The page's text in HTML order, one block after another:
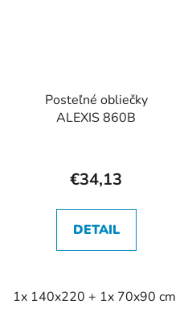
Posteľné obliečky
ALEXIS 860B
€34,13
DETAIL
1x 140x220 + 1x 70x90 cm